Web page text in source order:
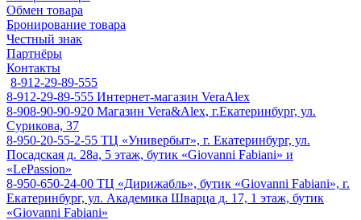
Обмен товара
Бронирование товара
Честный знак
Партнёры
Контакты
8-912-29-89-555
8-912-29-89-555 Интернет-магазин VeraAlex
8-908-90-90-920 Магазин Vera&Alex, г.Екатеринбург, ул.
Сурикова, 37
8-950-20-55-2-55 ТЦ «Универбыт», г. Екатеринбург, ул.
Посадская д. 28а, 5 этаж, бутик «Giovanni Fabiani» и
«LePassion»
8-950-650-24-00 ТЦ «Дирижабль», бутик «Giovanni Fabiani», г.
Екатеринбург, ул. Академика Шварца д. 17, 1 этаж, бутик
«Giovanni Fabiani»